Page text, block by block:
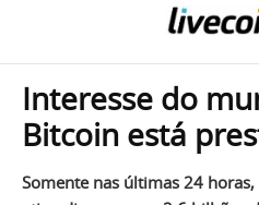
Interesse do
Bitcoin está
Somente nas últimas 24